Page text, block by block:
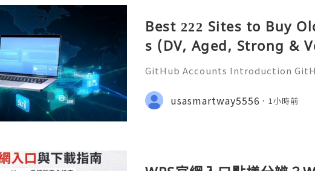
Best 222 Sites to Buy
s (DV, Aged, Strong &
GitHub Accounts Introduction
ions of developers, businesses,
ommunities. It is much m
usasmartway5556 1小時前